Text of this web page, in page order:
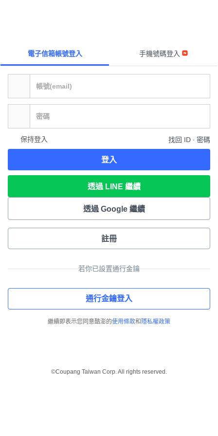
電子信箱帳號登入 手機號碼登入
保持登入 找回 ID ∙ 密碼
登入
透過 LINE 繼續
透過 Google 繼續
註冊
若你已設置通行金鑰
通行金鑰登入
繼續即表示您同意酷澎的使用條款和 隱私權政策
©Coupang Taiwan Corp. All rights reserved.